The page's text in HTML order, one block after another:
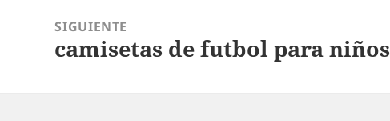
SIGUIENTE
Entrada
camisetas de futbol para niños